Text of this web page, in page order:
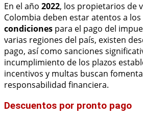
En el año 2022, los propietarios de
Colombia deben estar atentos a los
condiciones para el pago del
varias regiones del país, existen
pago, así como sanciones
incumplimiento de los plazos
incentivos y multas buscan
responsabilidad financiera.
Descuentos por pronto pago